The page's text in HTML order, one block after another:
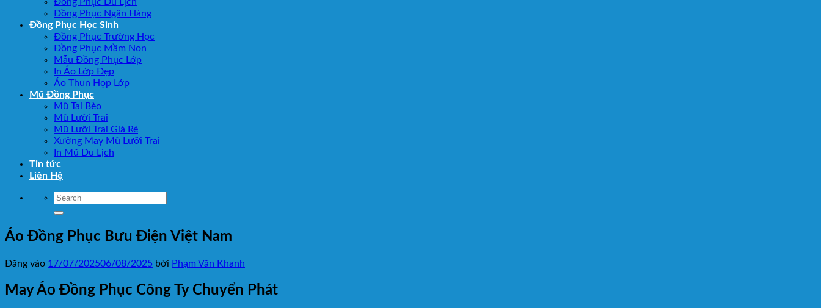
Đồng Phục Ngân Hàng
Đồng Phục Học Sinh
Đồng Phục Trường Học
Đồng Phục Mầm Non
Mẫu Đồng Phục Lớp
In Áo Lớp Đẹp
Áo Thun Họp Lớp
Mũ Đồng Phục
Mũ Tai Bèo
Mũ Lưỡi Trai
Mũ Lưỡi Trai Giá Rẻ
Xưởng May Mũ Lưỡi Trai
In Mũ Du Lịch
Tin tức
Liên Hệ
Áo Đồng Phục Bưu Điện Việt Nam
Đăng vào 17/07/202506/08/2025 bởi Phạm Văn Khanh
May Áo Đồng Phục Công Ty Chuyển Phát